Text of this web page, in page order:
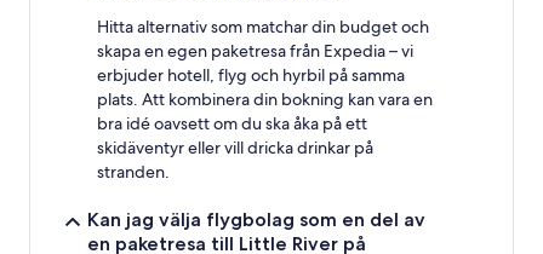
Hitta alternativ som matchar din budget och
skapa en egen paketresa från Expedia – vi
erbjuder hotell, flyg och hyrbil på samma
plats. Att kombinera din bokning kan vara en
bra idé oavsett om du ska åka på ett
skidäventyr eller vill dricka drinkar på
stranden.
Kan jag välja flygbolag som en del av
en paketresa till Little River på